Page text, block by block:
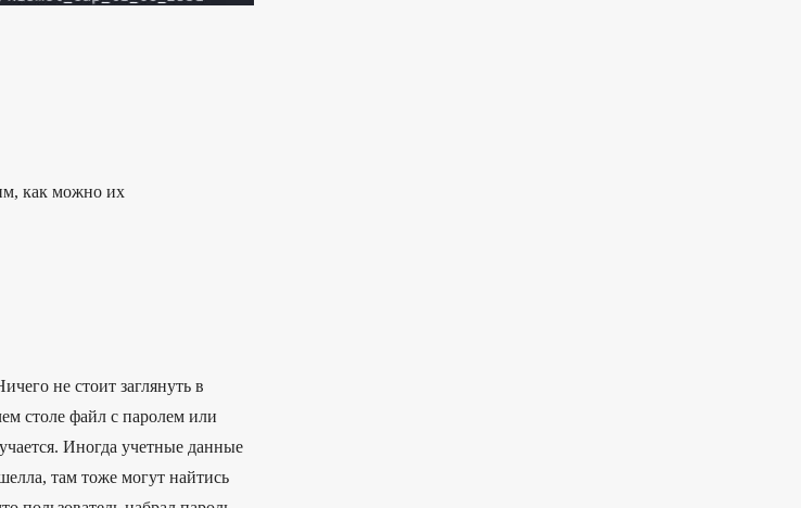
как можно их
не стоит заглянуть в
столе файл с паролем или
Иногда учетные данные
там тоже могут найтись